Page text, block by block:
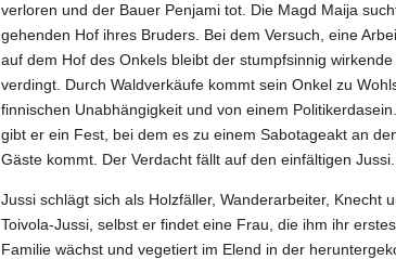
verloren und der Bauer Penjami tot. Die Magd Maija
gehenden Hof ihres Bruders. Bei dem Versuch, eine
auf dem Hof des Onkels bleibt der stumpfsinnig
verdingt. Durch Waldverkäufe kommt sein Onkel zu
finnischen Unabhängigkeit und von einem
gibt er ein Fest, bei dem es zu einem Sabotageakt an
Gäste kommt. Der Verdacht fällt auf den einfältigen
Jussi schlägt sich als Holzfäller, Wanderarbeiter, Knecht
Toivola-Jussi, selbst er findet eine Frau, die ihm ihr
Familie wächst und vegetiert im Elend in der